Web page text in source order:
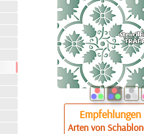
Empfehlungen
Arten von